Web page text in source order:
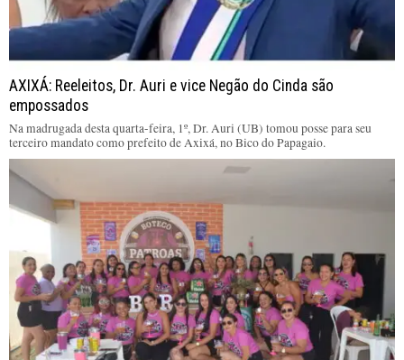
AXIXÁ: Reeleitos, Dr. Auri e vice Negão do Cinda são
empossados
Na madrugada desta quarta-feira, 1º, Dr. Auri (UB) tomou posse para seu
terceiro mandato como prefeito de Axixá, no Bico do Papagaio.